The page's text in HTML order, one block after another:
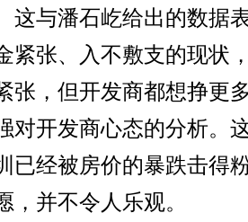
与潘石屹给出的数据表
紧张、入不敷支的现状
张，但开发商都想挣
对开发商心态的分析。
已经被房价的暴跌击得
，并不令人乐观。